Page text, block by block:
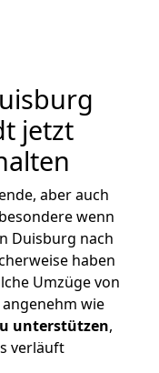
jetzt
aber auch
wenn
Duisburg nach
haben
Umzüge von
wie
unterstützen,
verläuft